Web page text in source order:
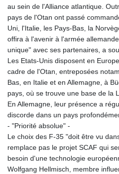
au sein de l'Alliance atlantique.
pays de l'Otan ont passé
Uni, l'Italie, les Pays-Bas, la
offira à l'avenir à l'armée
unique" avec ses partenaires, a
Les Etats-Unis disposent en
cadre de l'Otan, entreposées
Bas, en Italie et en Allemagne, à
pays, où se trouve une base de la
En Allemagne, leur présence a
discorde dans un pays
- "Priorité absolue" -
Le choix des F-35 "doit être vu
remplace pas le projet SCAF qui
besoin d'une technologie
Wolfgang Hellmisch, membre